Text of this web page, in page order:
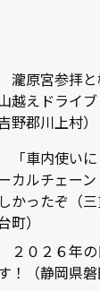
瀧原宮参拝
越えドライ
野郡川上村）
「車内使い
カルチェー
かったぞ（
町）
２０２６年の
！（静岡県